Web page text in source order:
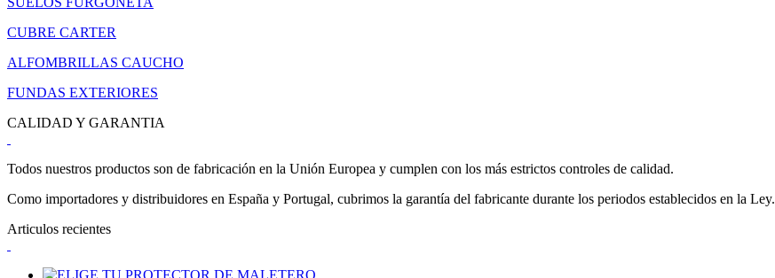
CUBRE CARTER
ALFOMBRILLAS CAUCHO
FUNDAS EXTERIORES
CALIDAD Y GARANTIA
Todos nuestros productos son de fabricación en la Unión Europea y cumplen con los más estrictos controles de calidad.
Como importadores y distribuidores en España y Portugal, cubrimos la garantía del fabricante durante los periodos establecidos en la Ley.
Articulos recientes